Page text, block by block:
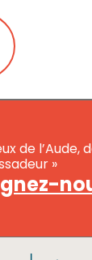
de l’Aude,
»